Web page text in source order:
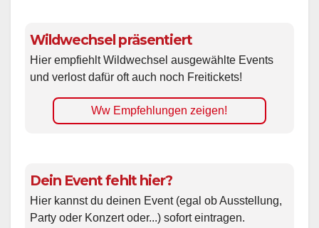
Wildwechsel präsentiert
Hier empfiehlt Wildwechsel ausgewählte Events
und verlost dafür oft auch noch Freitickets!
Ww Empfehlungen zeigen!
Dein Event fehlt hier?
Hier kannst du deinen Event (egal ob Ausstellung,
Party oder Konzert oder...) sofort eintragen.